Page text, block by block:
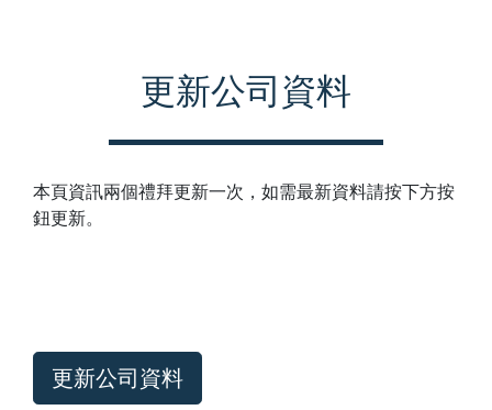
更新公司資料
本頁資訊兩個禮拜更新一次，如需最新資料請按下方按
鈕更新。